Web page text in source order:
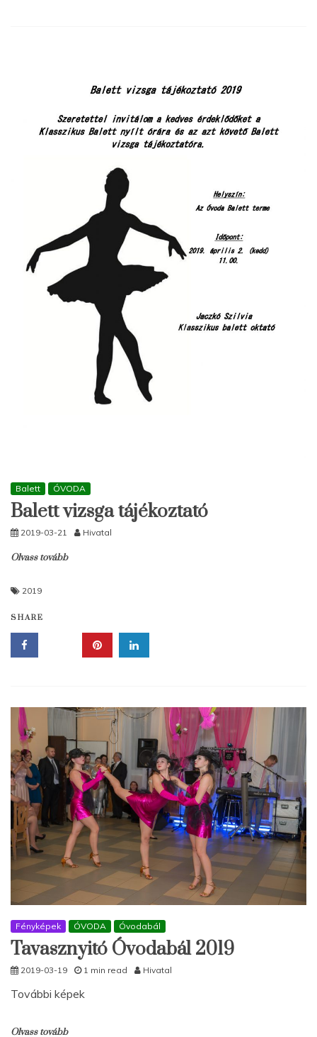
Balett ÓVODA
Balett vizsga tájékoztató
2019-03-21 Hivatal
Olvass tovább
2019
SHARE
Fényképek ÓVODA Óvodabál
Tavasznyitó Óvodabál 2019
2019-03-19 1 min read Hivatal
További képek
Olvass tovább